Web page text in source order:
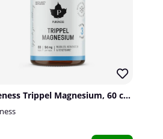
Pureness Trippel Magnesium, 60 caps